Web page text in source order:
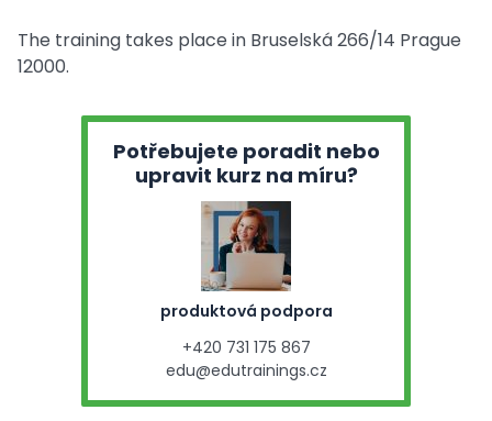
The training takes place in Bruselská 266/14 Prague
12000.
Potřebujete poradit nebo
upravit kurz na míru?
produktová podpora
+420 731 175 867
edu@edutrainings.cz